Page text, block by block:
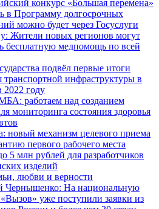
конкурс «Большая перемена»
в Программу долгосрочных
можно будет через Госуслуги
Жители новых регионов могут
бесплатную медпомощь по всей
подвёл первые итоги
транспортной инфраструктуры в
2022 году
работаем над созданием
мониторинга состояния здоровья
новый механизм целевого приема
первого рабочего места
5 млн рублей для разработчиков
изделий
любви и верности
Чернышенко: На национальную
уже поступили заявки из